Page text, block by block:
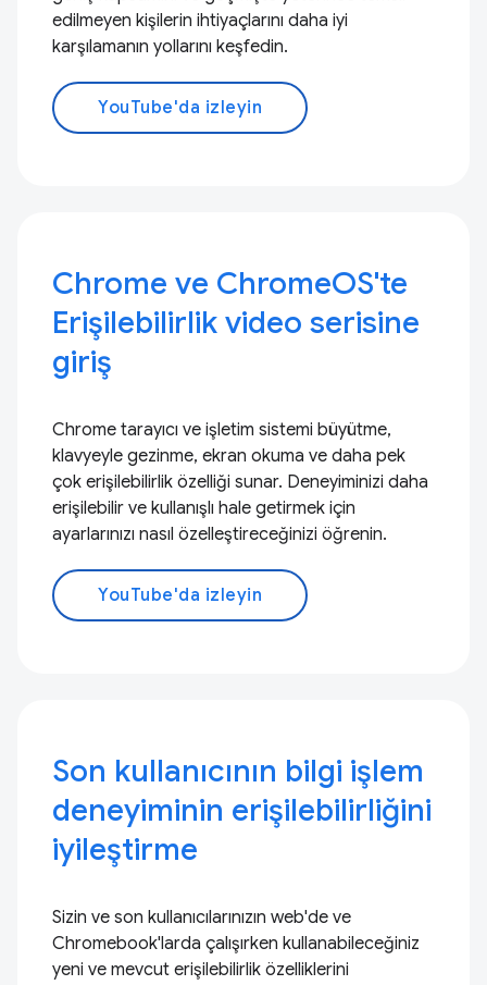
edilmeyen kişilerin ihtiyaçlarını daha iyi
karşılamanın yollarını keşfedin.
YouTube'da izleyin
Chrome ve ChromeOS'te
Erişilebilirlik video serisine
giriş
Chrome tarayıcı ve işletim sistemi büyütme,
klavyeyle gezinme, ekran okuma ve daha pek
çok erişilebilirlik özelliği sunar. Deneyiminizi daha
erişilebilir ve kullanışlı hale getirmek için
ayarlarınızı nasıl özelleştireceğinizi öğrenin.
YouTube'da izleyin
Son kullanıcının bilgi işlem
deneyiminin erişilebilirliğini
iyileştirme
Sizin ve son kullanıcılarınızın web'de ve
Chromebook'larda çalışırken kullanabileceğiniz
yeni ve mevcut erişilebilirlik özelliklerini